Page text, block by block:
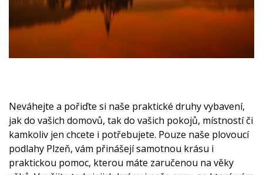
Neváhejte a pořiďte si naše praktické druhy vybavení,
jak do vašich domovů, tak do vašich pokojů, místností či
kamkoliv jen chcete i potřebujete. Pouze naše plovoucí
podlahy Plzeň, vám přinášejí samotnou krásu i
praktickou pomoc, kterou máte zaručenou na věky